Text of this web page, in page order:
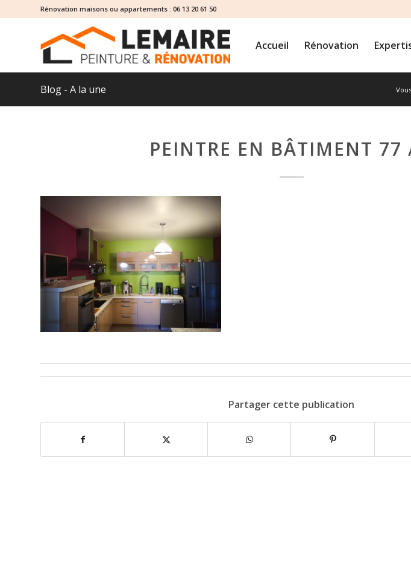
Rénovation maisons ou appartements : 06 13 20 61 50
Accueil Rénovation
Blog - A la une
PEINTRE EN BÂTIMENT 77
Partager cette publication